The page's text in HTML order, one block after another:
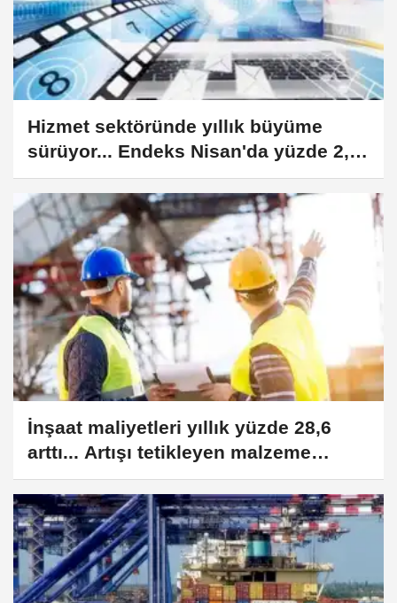
Hizmet sektöründe yıllık büyüme
sürüyor... Endeks Nisan'da yüzde 2,2
arttı
İnşaat maliyetleri yıllık yüzde 28,6
arttı... Artışı tetikleyen malzeme
maliyetleri oldu